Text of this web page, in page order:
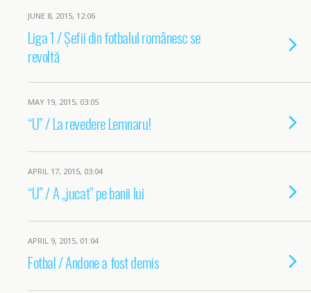
JUNE 8, 2015, 12:06
Liga 1 / Șefii din fotbalul românesc se
revoltă
MAY 19, 2015, 03:05
“U” / La revedere Lemnaru!
APRIL 17, 2015, 03:04
“U” / A „jucat” pe banii lui
APRIL 9, 2015, 01:04
Fotbal / Andone a fost demis